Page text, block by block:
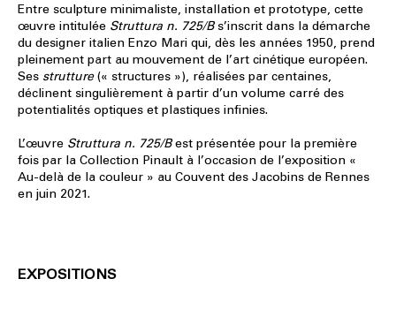
Entre sculpture minimaliste, installation et prototype, cette
œuvre intitulée Struttura n. 725/Bs’inscrit dans la démarche
du designer italien Enzo Mari qui, dès les années 1950, prend
pleinement part au mouvement de l’art cinétique européen.
Ses strutture(« structures »), réalisées par centaines,
déclinent singulièrement à partir d’un volume carré des
potentialités optiques et plastiques infinies.
L’œuvre Struttura n. 725/Best présentée pour la première
fois par la Collection Pinault à l’occasion de l’exposition «
Au-delà de la couleur » au Couvent des Jacobins de Rennes
en juin 2021.
EXPOSITIONS